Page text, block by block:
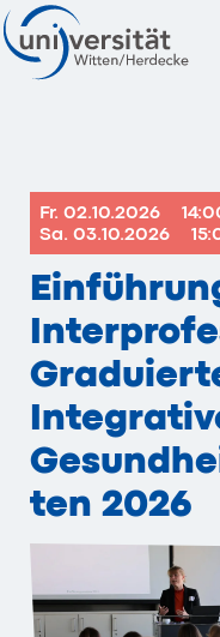
Fr. 02.10.2026
Sa. 03.10.2026
ten 2026